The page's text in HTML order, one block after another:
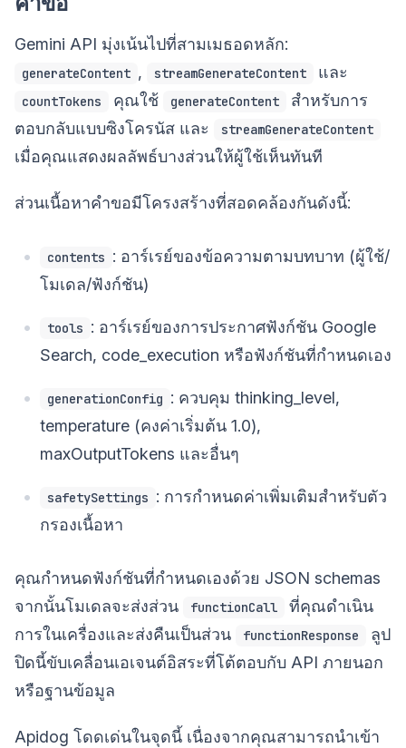
Gemini API มุ่งเน้นไปที่สามเมธอดหลัก:
generateContent , streamGenerateContent และ
countTokens คุณใช้ generateContent
สำหรับการ
ตอบกลับแบบซิงโครนัส และ
streamGenerateContent
เมื่อคุณแสดงผลลัพธ์บางส่วนให้ผู้ใช้เห็นทันที
ส่วนเนื้อหาคำขอมีโครงสร้างที่สอดคล้องกันดังนี้:
contents : อาร์เรย์ของข้อความตามบทบาท (ผู้ใช้/
โมเดล/ฟังก์ชัน)
tools : อาร์เรย์ของการประกาศฟังก์ชัน Google
Search, code_execution หรือฟังก์ชันที่กำหนดเอง
generationConfig : ควบคุม thinking_level,
temperature (คงค่าเริ่มต้น 1.0),
maxOutputTokens และอื่นๆ
safetySettings : การกำหนดค่าเพิ่มเติมสำหรับตัว
กรองเนื้อหา
คุณกำหนดฟังก์ชันที่กำหนดเองด้วย JSON schemas
จากนั้นโมเดลจะส่งส่วน
functionCall
ที่คุณดำเนิน
การในเครื่องและส่งคืนเป็นส่วน
functionResponse
ลูป
ปิดนี้ขับเคลื่อนเอเจนต์อิสระที่โต้ตอบกับ API ภายนอก
หรือฐานข้อมูล
Apidog โดดเด่นในจุดนี้ เนื่องจากคุณสามารถนำเข้า